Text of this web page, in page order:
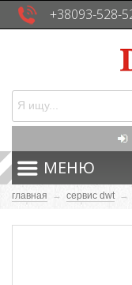
+38093-528-
МЕНЮ
главная → сервис dwt →